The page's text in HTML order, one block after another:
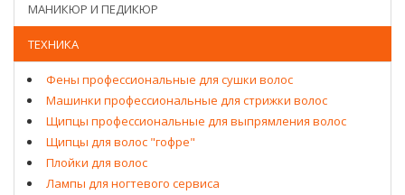
МАНИКЮР И ПЕДИКЮР
ТЕХНИКА
Фены профессиональные для сушки волос
Машинки профессиональные для стрижки волос
Щипцы профессиональные для выпрямления волос
Щипцы для волос "гофре"
Плойки для волос
Лампы для ногтевого сервиса